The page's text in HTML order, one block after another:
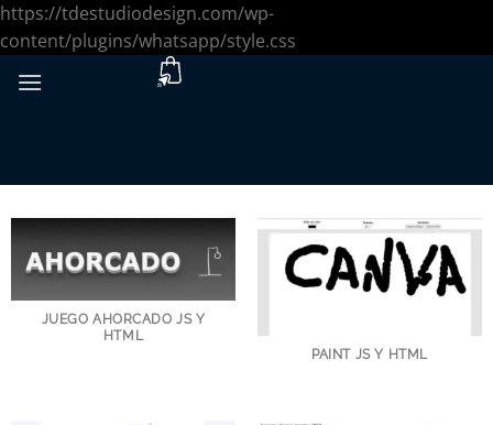
https://tdestudiodesign.com/wp-
content/plugins/whatsapp/style.css
JUEGO AHORCADO JS Y
HTML
PAINT JS Y HTML